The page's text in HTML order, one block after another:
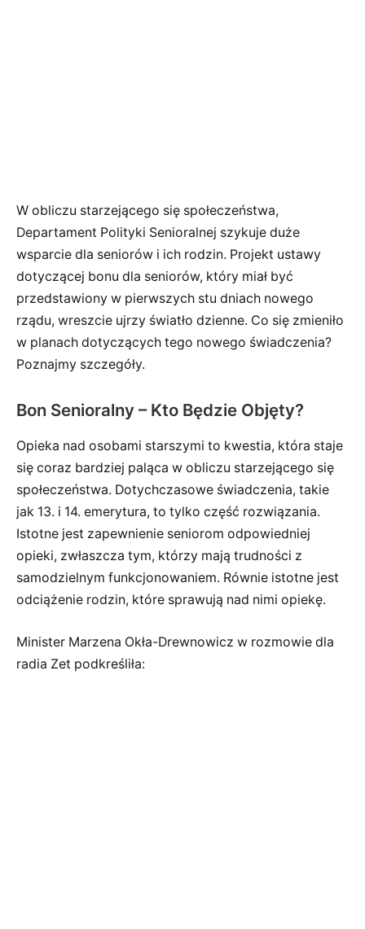
W obliczu starzejącego się społeczeństwa,
Departament Polityki Senioralnej szykuje duże
wsparcie dla seniorów i ich rodzin. Projekt ustawy
dotyczącej bonu dla seniorów, który miał być
przedstawiony w pierwszych stu dniach nowego
rządu, wreszcie ujrzy światło dzienne. Co się zmieniło
w planach dotyczących tego nowego świadczenia?
Poznajmy szczegóły.
Bon Senioralny – Kto Będzie Objęty?
Opieka nad osobami starszymi to kwestia, która staje
się coraz bardziej paląca w obliczu starzejącego się
społeczeństwa. Dotychczasowe świadczenia, takie
jak 13. i 14. emerytura, to tylko część rozwiązania.
Istotne jest zapewnienie seniorom odpowiedniej
opieki, zwłaszcza tym, którzy mają trudności z
samodzielnym funkcjonowaniem. Równie istotne jest
odciążenie rodzin, które sprawują nad nimi opiekę.
Minister Marzena Okła-Drewnowicz w rozmowie dla
radia Zet podkreśliła: